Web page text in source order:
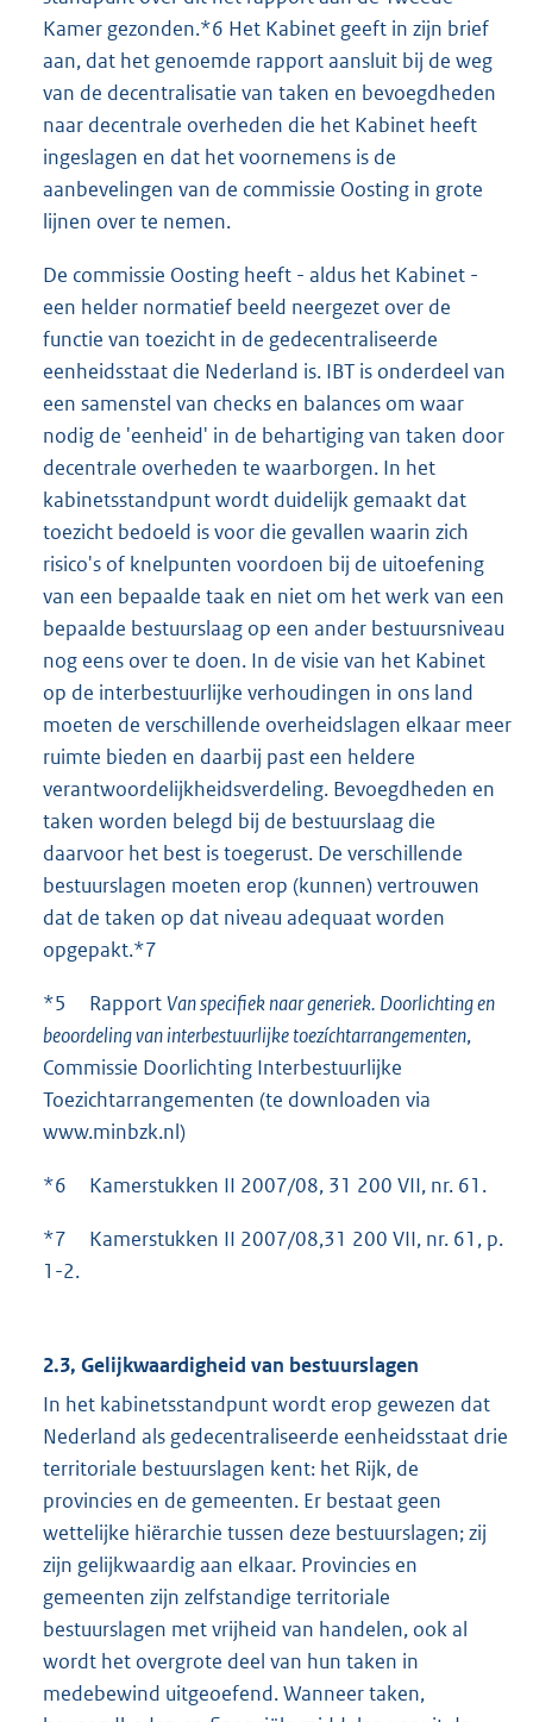
Kamer gezonden.*6 Het Kabinet geeft in zijn brief
aan, dat het genoemde rapport aansluit bij de weg
van de decentralisatie van taken en bevoegdheden
naar decentrale overheden die het Kabinet heeft
ingeslagen en dat het voornemens is de
aanbevelingen van de commissie Oosting in grote
lijnen over te nemen.
De commissie Oosting heeft - aldus het Kabinet -
een helder normatief beeld neergezet over de
functie van toezicht in de gedecentraliseerde
eenheidsstaat die Nederland is. IBT is onderdeel van
een samenstel van checks en balances om waar
nodig de 'eenheid' in de behartiging van taken door
decentrale overheden te waarborgen. In het
kabinetsstandpunt wordt duidelijk gemaakt dat
toezicht bedoeld is voor die gevallen waarin zich
risico's of knelpunten voordoen bij de uitoefening
van een bepaalde taak en niet om het werk van een
bepaalde bestuurslaag op een ander bestuursniveau
nog eens over te doen. In de visie van het Kabinet
op de interbestuurlijke verhoudingen in ons land
moeten de verschillende overheidslagen elkaar meer
ruimte bieden en daarbij past een heldere
verantwoordelijkheidsverdeling. Bevoegdheden en
taken worden belegd bij de bestuurslaag die
daarvoor het best is toegerust. De verschillende
bestuurslagen moeten erop (kunnen) vertrouwen
dat de taken op dat niveau adequaat worden
opgepakt.*7
*5 RapportVan specifiek naar generiek. Doorlichting en
beoordeling van interbestuurlijke toezíchtarrangementen,
Commissie Doorlichting Interbestuurlijke
Toezichtarrangementen (te downloaden via
www.minbzk.nl)
*6 Kamerstukken II 2007/08, 31 200 VII, nr. 61.
*7 Kamerstukken II 2007/08,31 200 VII, nr. 61, p.
1-2.
2.3, Gelijkwaardigheid van bestuurslagen
In het kabinetsstandpunt wordt erop gewezen dat
Nederland als gedecentraliseerde eenheidsstaat drie
territoriale bestuurslagen kent: het Rijk, de
provincies en de gemeenten. Er bestaat geen
wettelijke hiërarchie tussen deze bestuurslagen; zij
zijn gelijkwaardig aan elkaar. Provincies en
gemeenten zijn zelfstandige territoriale
bestuurslagen met vrijheid van handelen, ook al
wordt het overgrote deel van hun taken in
medebewind uitgeoefend. Wanneer taken,